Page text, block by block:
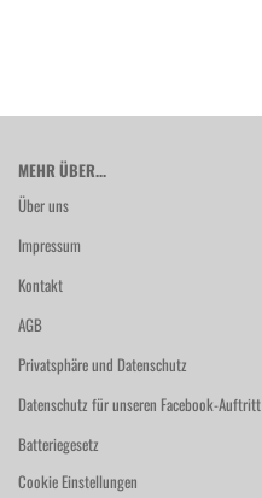
MEHR ÜBER...
Über uns
Impressum
Kontakt
AGB
Privatsphäre und Datenschutz
Datenschutz für unseren Facebook-Auftritt
Batteriegesetz
Cookie Einstellungen